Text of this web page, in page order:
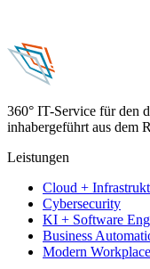
360° IT-Service für den
inhabergeführt aus dem
Leistungen
Cloud +
Cybersecurity
KI + Software
Business
Modern Workplace